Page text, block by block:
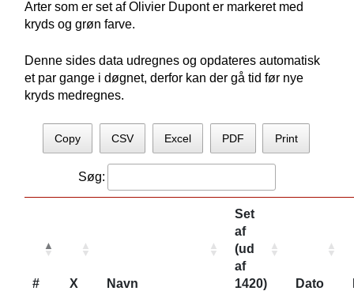
Arter som er set af Olivier Dupont er markeret med
kryds og grøn farve.
Denne sides data udregnes og opdateres automatisk
et par gange i døgnet, derfor kan der gå tid før nye
kryds medregnes.
Copy CSV Excel PDF Print
Søg:
# X Navn
Set
af
(ud
af
1420)
Dato